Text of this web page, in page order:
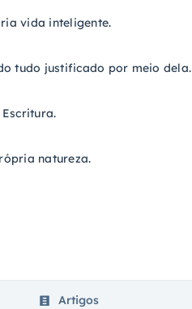
vida inteligente.
tudo justificado por meio dela.
natureza.
Artigos